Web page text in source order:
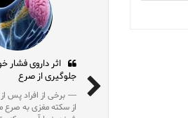
اثر داروی فشار
جلوگیری از صرع
برخی از افراد پس
از سکته مغزی به صرع